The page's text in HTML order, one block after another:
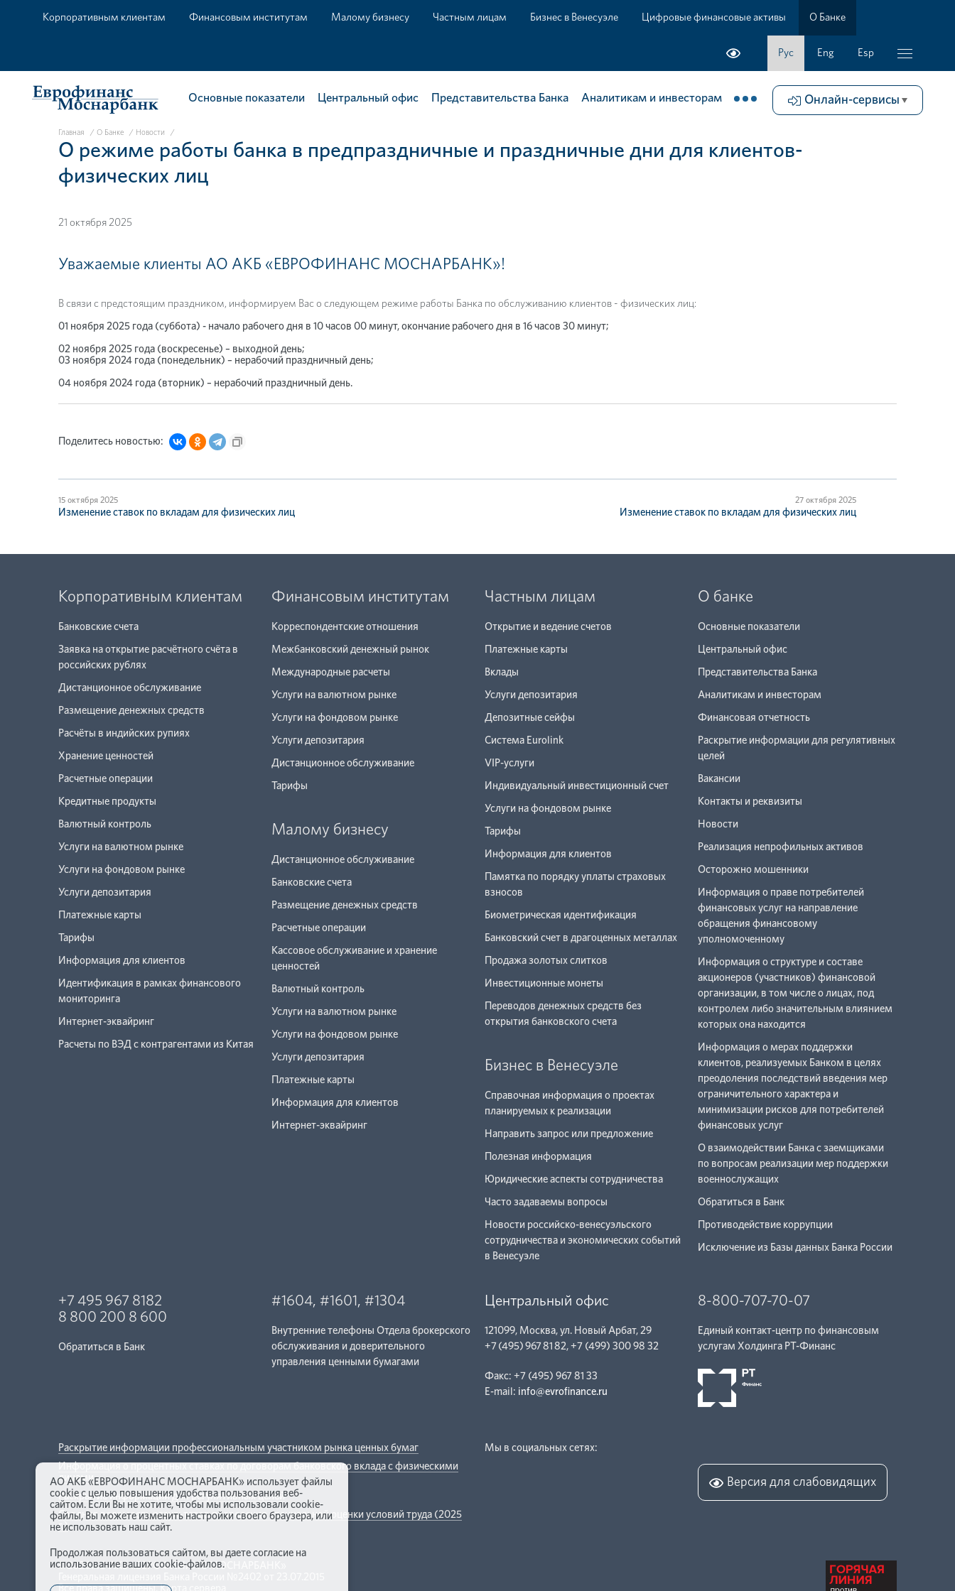
Корпоративным клиентам Финансовым институтам Малому бизнесу Частным лицам Бизнес в Венесуэле Цифровые финансовые активы О Банке
Рус Eng Esp
Онлайн-сервисы
Основные показатели Центральный офис Представительства Банка Аналитикам и инвесторам
Главная / О Банке / Новости /
О режиме работы банка в предпраздничные и праздничные дни для клиентов-
физических лиц
21 октября 2025
Уважаемые клиенты АО АКБ «ЕВРОФИНАНС МОСНАРБАНК»!
В связи с предстоящим праздником, информируем Вас о следующем режиме работы Банка по обслуживанию клиентов - физических лиц:
01 ноября 2025 года (суббота) - начало рабочего дня в 10 часов 00 минут, окончание рабочего дня в 16 часов 30 минут;
02 ноября 2025 года (воскресенье) – выходной день;
03 ноября 2024 года (понедельник) – нерабочий праздничный день;
04 ноября 2024 года (вторник) – нерабочий праздничный день.
Поделитесь новостью:
15 октября 2025
Изменение ставок по вкладам для физических лиц
27 октября 2025
Изменение ставок по вкладам для физических лиц
Корпоративным клиентам
Банковские счета
Заявка на открытие расчётного счёта в
российских рублях
Дистанционное обслуживание
Размещение денежных средств
Расчёты в индийских рупиях
Хранение ценностей
Расчетные операции
Кредитные продукты
Валютный контроль
Услуги на валютном рынке
Услуги на фондовом рынке
Услуги депозитария
Платежные карты
Тарифы
Информация для клиентов
Идентификация в рамках финансового
мониторинга
Интернет-эквайринг
Расчеты по ВЭД с контрагентами из Китая
Финансовым институтам
Корреспондентские отношения
Межбанковский денежный рынок
Международные расчеты
Услуги на валютном рынке
Услуги на фондовом рынке
Услуги депозитария
Дистанционное обслуживание
Тарифы
Малому бизнесу
Дистанционное обслуживание
Банковские счета
Размещение денежных средств
Расчетные операции
Кассовое обслуживание и хранение
ценностей
Валютный контроль
Услуги на валютном рынке
Услуги на фондовом рынке
Услуги депозитария
Платежные карты
Информация для клиентов
Интернет-эквайринг
Частным лицам
Открытие и ведение счетов
Платежные карты
Вклады
Услуги депозитария
Депозитные сейфы
Система Eurolink
VIP-услуги
Индивидуальный инвестиционный счет
Услуги на фондовом рынке
Тарифы
Информация для клиентов
Памятка по порядку уплаты страховых
взносов
Биометрическая идентификация
Банковский счет в драгоценных металлах
Продажа золотых слитков
Инвестиционные монеты
Переводов денежных средств без
открытия банковского счета
Бизнес в Венесуэле
Справочная информация о проектах
планируемых к реализации
Направить запрос или предложение
Полезная информация
Юридические аспекты сотрудничества
Часто задаваемы вопросы
Новости российско-венесуэльского
сотрудничества и экономических событий
в Венесуэле
О банке
Основные показатели
Центральный офис
Представительства Банка
Аналитикам и инвесторам
Финансовая отчетность
Раскрытие информации для регулятивных
целей
Вакансии
Контакты и реквизиты
Новости
Реализация непрофильных активов
Осторожно мошенники
Информация о праве потребителей
финансовых услуг на направление
обращения финансовому
уполномоченному
Информация о структуре и составе
акционеров (участников) финансовой
организации, в том числе о лицах, под
контролем либо значительным влиянием
которых она находится
Информация о мерах поддержки
клиентов, реализуемых Банком в целях
преодоления последствий введения мер
ограничительного характера и
минимизации рисков для потребителей
финансовых услуг
О взаимодействии Банка с заемщиками
по вопросам реализации мер поддержки
военнослужащих
Обратиться в Банк
Противодействие коррупции
Исключение из Базы данных Банка России
+7 495 967 8182
8 800 200 8 600
Обратиться в Банк
#1604, #1601, #1304
Внутренние телефоны Отдела брокерского
обслуживания и доверительного
управления ценными бумагами
Центральный офис
121099, Москва, ул. Новый Арбат, 29
+7 (495) 967 81 82, +7 (499) 300 98 32
Факс: +7 (495) 967 81 33
E-mail: info@evrofinance.ru
8-800-707-70-07
Единый контакт-центр по финансовым
услугам Холдинга РТ-Финанc
Раскрытие информации профессиональным участником рынка ценных бумаг
Информация о процентных ставках по договорам банковского вклада с физическими
лицами
Раскрытие информации для регулятивных целей
Сводная ведомость результатов проведения специальной оценки условий труда (2025
г.)
Мы в социальных сетях:
Версия для слабовидящих
©2026АО АКБ «ЕВРОФИНАНС МОСНАРБАНК»
Все права защищены.Карта сервера
АО АКБ «ЕВРОФИНАНС МОСНАРБАНК» использует файлы
cookie с целью повышения удобства пользования веб-
сайтом. Если Вы не хотите, чтобы мы использовали cookie-
файлы, Вы можете изменить настройки своего браузера, или
не использовать наш сайт.
Продолжая пользоваться сайтом, вы даете согласие на
использование ваших cookie-файлов.